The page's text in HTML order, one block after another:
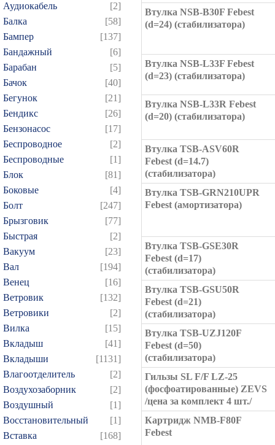
Аудиокабель
[2]
Балка
[58]
Бампер
[137]
Бандажный
[6]
Барабан
[5]
Бачок
[40]
Бегунок
[21]
Бендикс
[26]
Бензонасос
[17]
Беспроводное
[2]
Беспроводные
[1]
Блок
[81]
Боковые
[4]
Болт
[247]
Брызговик
[77]
Быстрая
[2]
Вакуум
[23]
Вал
[194]
Венец
[16]
Ветровик
[132]
Ветровики
[2]
Вилка
[15]
Вкладыш
[41]
Вкладыши
[1131]
Влагоотделитель
[2]
Воздухозаборник
[2]
Воздушный
[1]
Восстановительный
[1]
Вставка
[168]
Втулка NSB-B30F Febest
(d=24) (стабилизатора)
Втулка NSB-L33F Febest
(d=23) (стабилизатора)
Втулка NSB-L33R Febest
(d=20) (стабилизатора)
Втулка TSB-ASV60R
Febest (d=14.7)
(стабилизатора)
Втулка TSB-GRN210UPR
Febest (амортизатора)
Втулка TSB-GSE30R
Febest (d=17)
(стабилизатора)
Втулка TSB-GSU50R
Febest (d=21)
(стабилизатора)
Втулка TSB-UZJ120F
Febest (d=50)
(стабилизатора)
Гильзы SL F/F LZ-25
(фосфоатированные) ZEVS
/цена за комплект 4 шт./
Картридж NMB-F80F
Febest